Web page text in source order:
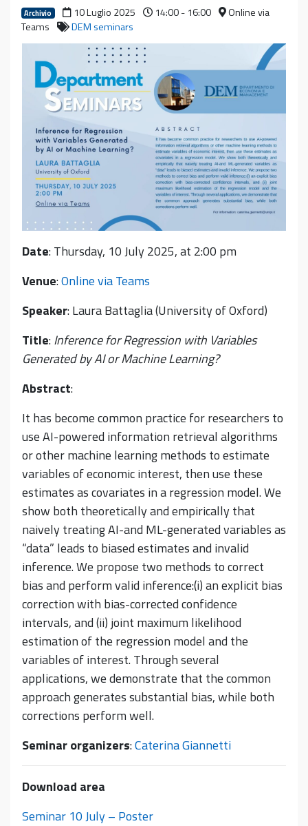
Archivio 10 Luglio 2025 14:00 - 16:00
Online via
Teams
DEM seminars
Date: Thursday, 10 July 2025, at 2:00 pm
Venue:Online via Teams
Speaker: Laura Battaglia (University of Oxford)
Title:Inference for Regression with Variables
Generated by AI or Machine Learning?
Abstract:
It has become common practice for researchers to
use AI-powered information retrieval algorithms
or other machine learning methods to estimate
variables of economic interest, then use these
estimates as covariates in a regression model. We
show both theoretically and empirically that
naively treating AI-and ML-generated variables as
“data” leads to biased estimates and invalid
inference. We propose two methods to correct
bias and perform valid inference:(i) an explicit bias
correction with bias-corrected confidence
intervals, and (ii) joint maximum likelihood
estimation of the regression model and the
variables of interest. Through several
applications, we demonstrate that the common
approach generates substantial bias, while both
corrections perform well.
Seminar organizers:Caterina Giannetti
Download area
Seminar 10 July – Poster